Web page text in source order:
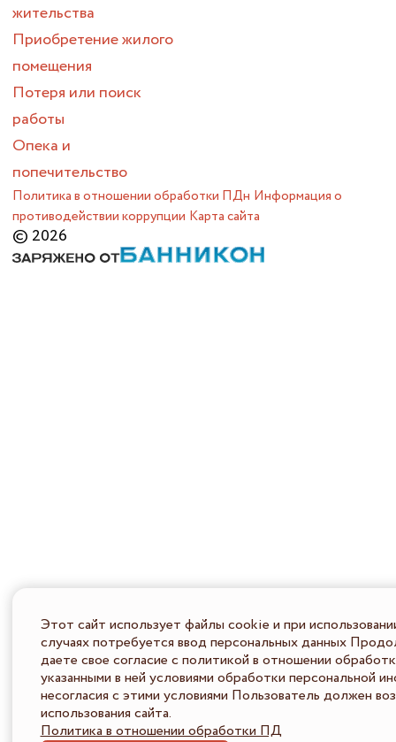
жительства
Приобретение жилого
помещения
Потеря или поиск
работы
Опека и
попечительство
Политика в отношении обработки ПДн Информация о
противодействии коррупции Карта сайта
© 2026
Этот сайт использует файлы cookie и при
случаях потребуется ввод персональных данных
даете свое согласие с политикой в отношении
указанными в ней условиями обработки персональной
несогласия с этими условиями Пользователь должен
использования сайта.
Политика в отношении обработки ПД